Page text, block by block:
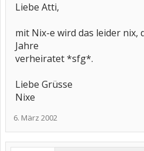
Liebe Atti,
mit Nix-e wird das leider nix,
Jahre
verheiratet *sfg*.
Liebe Grüsse
Nixe
6. März 2002